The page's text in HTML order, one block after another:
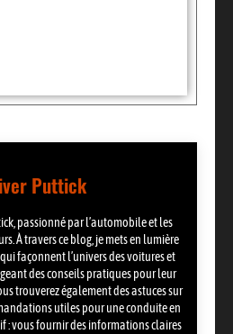
Puttick
passionné par l’automobile et les
À travers ce blog, je mets en lumière
façonnent l’univers des voitures et
des conseils pratiques pour leur
trouverez également des astuces sur
utiles pour une conduite en
: vous fournir des informations claires